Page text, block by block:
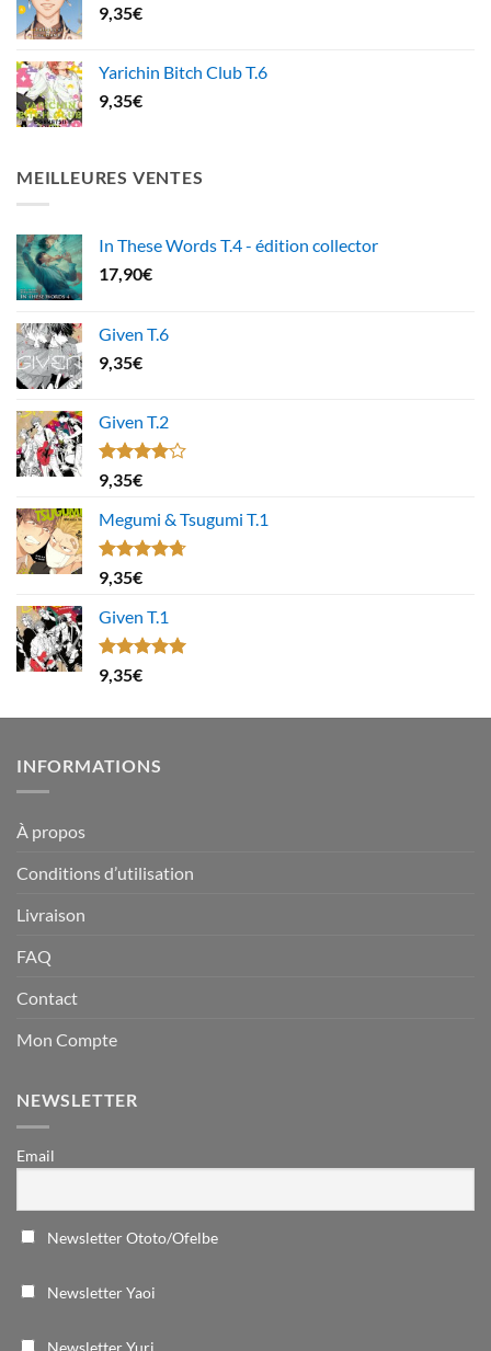
9,35€
Yarichin Bitch Club T.6
9,35€
MEILLEURES VENTES
In These Words T.4 - édition collector
17,90€
Given T.6
9,35€
Given T.2
Note
4.00
5
9,35€
Megumi & Tsugumi T.1
Note4.67
sur 5
9,35€
Given T.1
Note5.00
sur 5
9,35€
INFORMATIONS
À propos
Conditions d’utilisation
Livraison
FAQ
Contact
Mon Compte
NEWSLETTER
Email
Newsletter Ototo/Ofelbe
Newsletter Yaoi
Newsletter Yuri